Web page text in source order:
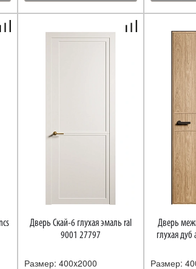
Дверь Скай-6 глухая эмаль ral
9001 27797
Размер: 400x2000
Дверь
глухая
Размер: